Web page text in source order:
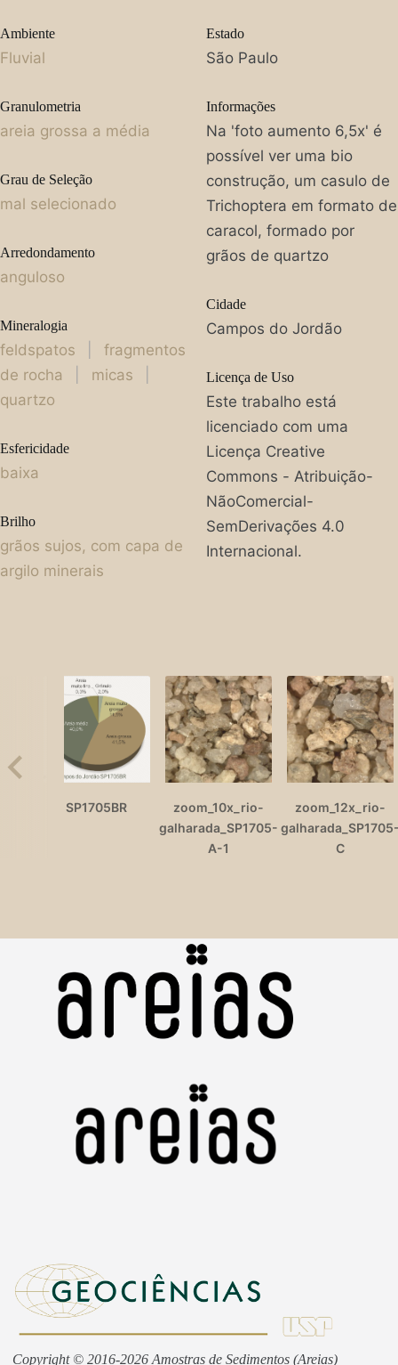
SP1705BR
zoom_10x_rio-
galharada_SP1705-
A-1
zoom_12x_rio-
C
Ambiente
Fluvial
Granulometria
areia grossa a média
Grau de Seleção
mal selecionado
Arredondamento
anguloso
Mineralogia
feldspatos
fragmentos
de rocha
micas
quartzo
Esfericidade
baixa
Brilho
grãos sujos, com capa de
argilo minerais
Estado
São Paulo
Informações
Na 'foto aumento 6,5x' é
possível ver uma bio
construção, um casulo de
Trichoptera em formato de
caracol, formado por
grãos de quartzo
Cidade
Campos do Jordão
Licença de Uso
Este trabalho está
licenciado com uma
Licença Creative
Commons - Atribuição-
NãoComercial-
SemDerivações 4.0
Internacional.
Copyright © 2016-2026 Amostras de Sedimentos (Areias)